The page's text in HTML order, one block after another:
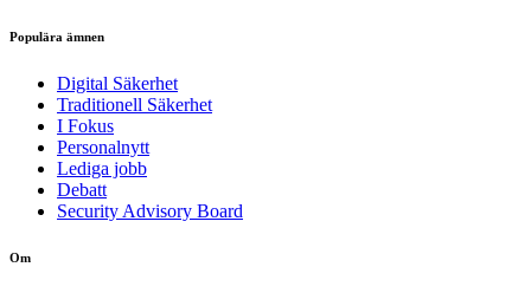
Populära ämnen
Digital Säkerhet
Traditionell Säkerhet
I Fokus
Personalnytt
Lediga jobb
Debatt
Security Advisory Board
Om